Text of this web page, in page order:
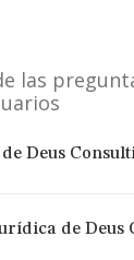
las
Deus
de Deus